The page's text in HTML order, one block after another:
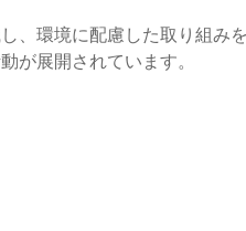
、環境に配慮した取り組み
が展開されています。